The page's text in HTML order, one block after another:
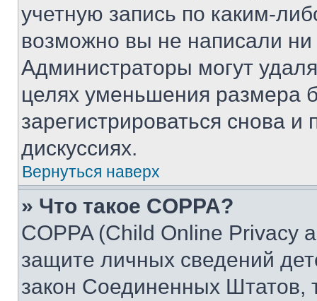
учетную запись по каким-
возможно вы не написали
Администраторы могут
целях уменьшения размера
зарегистрироваться снова и
дискуссиях.
Вернуться наверх
» Что такое COPPA?
COPPA (Child Online Privacy
защите личных сведений
закон Соединенных Штатов,